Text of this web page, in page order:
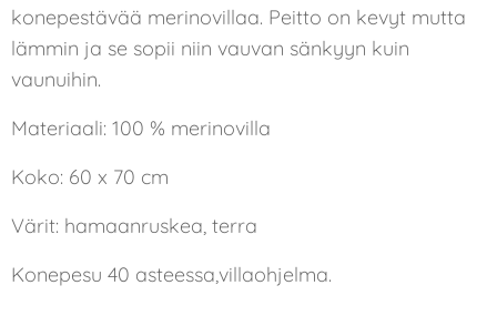
konepestävää merinovillaa. Peitto on kevyt mutta
lämmin ja se sopii niin vauvan sänkyyn kuin
vaunuihin.
Materiaali: 100 % merinovilla
Koko: 60 x 70 cm
Värit: hamaanruskea, terra
Konepesu 40 asteessa,villaohjelma.